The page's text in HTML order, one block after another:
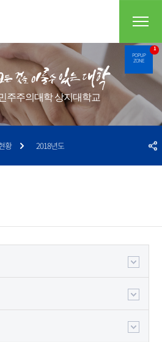
POPUP
ZONE
1
주주의대학 상지대학교
황 2018년도